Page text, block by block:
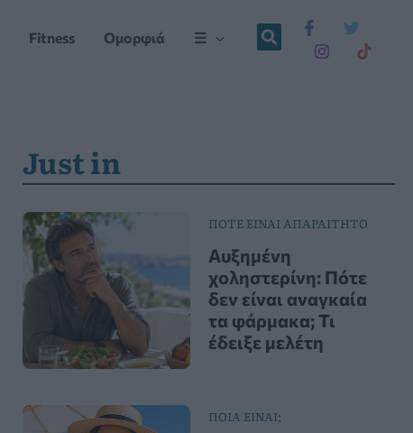
Fitness Ομορφιά ☰
Just in
ΠΟΤΕ ΕΙΝΑΙ ΑΠΑΡΑΙΤΗΤΟ
Αυξημένη
χοληστερίνη: Πότε
δεν είναι αναγκαία
τα φάρμακα; Τι
έδειξε μελέτη
ΠΟΙΑ ΕΙΝΑΙ;